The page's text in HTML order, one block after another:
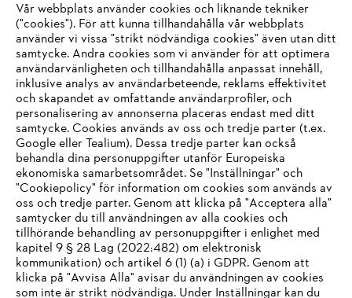
Företaget
STIHL FAQ
Service
IHR BROWSER WIRD NICHT
UNTERSTÜTZT
Vår webbplats använder cookies och liknande tekniker
("cookies"). För att kunna tillhandahålla vår webbplats
använder vi vissa "strikt nödvändiga cookies" även utan ditt
samtycke. Andra cookies som vi använder för att optimera
användarvänligheten och tillhandahålla anpassat innehåll,
inklusive analys av användarbeteende, reklams effektivitet
och skapandet av omfattande användarprofiler, och
personalisering av annonserna placeras endast med ditt
samtycke. Cookies används av oss och tredje parter (t.ex.
Google eller Tealium). Dessa tredje parter kan också
behandla dina personuppgifter utanför Europeiska
ekonomiska samarbetsområdet. Se "Inställningar" och
"Cookiepolicy" för information om cookies som används av
oss och tredje parter. Genom att klicka på "Acceptera alla"
samtycker du till användningen av alla cookies och
tillhörande behandling av personuppgifter i enlighet med
kapitel 9 § 28 Lag (2022:482) om elektronisk
kommunikation) och artikel 6 (1) (a) i GDPR. Genom att
klicka på "Avvisa Alla" avisar du användningen av cookies
som inte är strikt nödvändiga. Under Inställningar kan du